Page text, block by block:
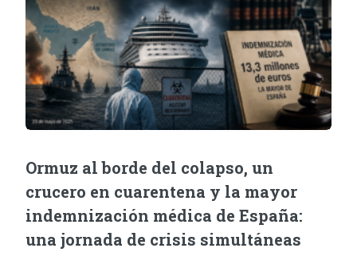
Ormuz al borde del colapso, un
crucero en cuarentena y la mayor
indemnización médica de España:
una jornada de crisis simultáneas